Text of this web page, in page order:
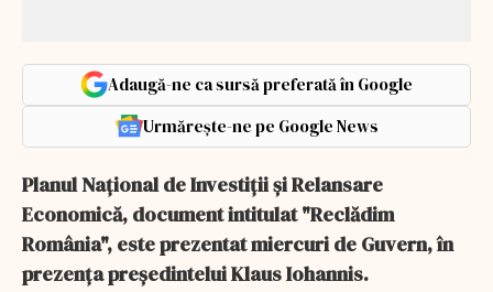
Adaugă-ne ca sursă preferată în Google
Urmărește-ne pe Google News
Planul Naţional de Investiţii şi Relansare
Economică, document intitulat "Reclădim
România", este prezentat miercuri de Guvern, în
prezenţa preşedintelui Klaus Iohannis.